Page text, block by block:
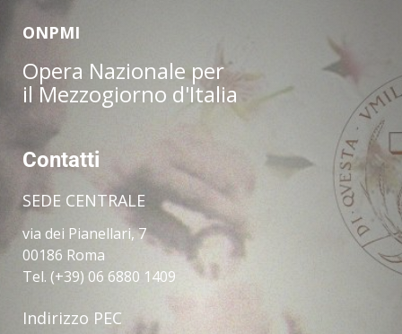
ONPMI
Opera Nazionale per
il Mezzogiorno d'Italia
Contatti
SEDE CENTRALE
via dei Pianellari, 7
00186 Roma
Tel. (+39) 06 6880 1409
Indirizzo PEC